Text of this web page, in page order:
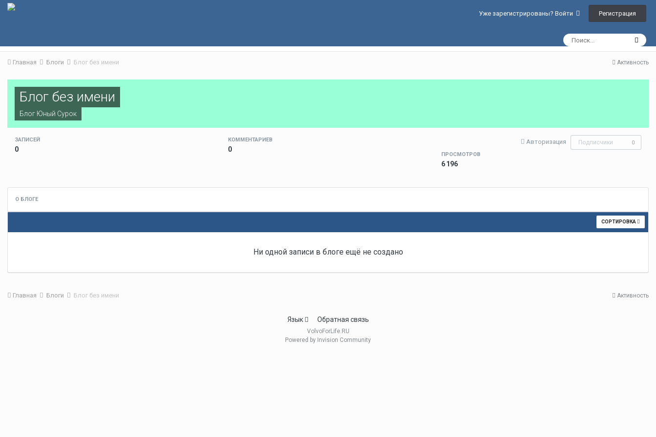
Уже зарегистрированы? Войти Регистрация
Активность
Главная Блоги Блог без имени
Блог без имени
Блог Юный Сурок
Авторизация Подписчики 0
ЗАПИСЕЙ
0
КОММЕНТАРИЕВ
0
ПРОСМОТРОВ
6 196
О БЛОГЕ
СОРТИРОВКА
Ни одной записи в блоге ещё не создано
Активность
Главная Блоги Блог без имени
Язык Обратная связь
VolvoForLife.RU
Powered by Invision Community